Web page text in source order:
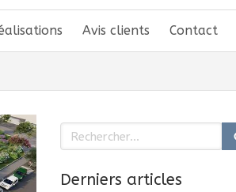
Avis clients Contact
Rechercher
Derniers articles